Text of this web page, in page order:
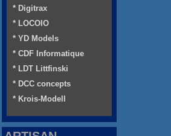
* Digitrax
* LOCOIO
* YD Models
* CDF Informatique
* LDT Littfinski
* DCC concepts
* Krois-Modell